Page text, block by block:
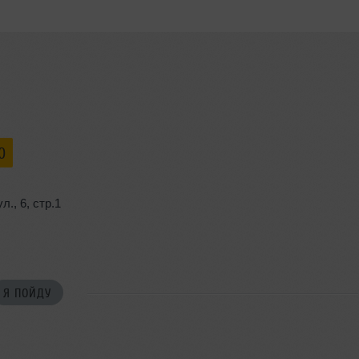
, 6, стр.1
Я ПОЙДУ